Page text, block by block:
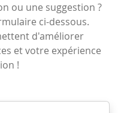
ou une suggestion ?
ci-dessous.
d'améliorer
et votre expérience
!